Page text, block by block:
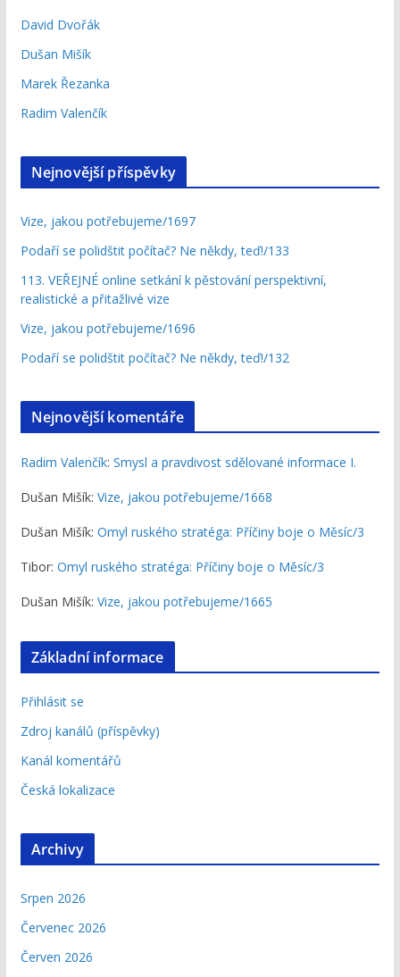
David Dvořák
Dušan Mišík
Marek Řezanka
Radim Valenčík
Nejnovější příspěvky
Vize, jakou potřebujeme/1697
Podaří se polidštit počítač? Ne někdy, teď!/133
113. VEŘEJNÉ online setkání k pěstování perspektivní,
realistické a přitažlivé vize
Vize, jakou potřebujeme/1696
Podaří se polidštit počítač? Ne někdy, teď!/132
Nejnovější komentáře
Radim Valenčík: Smysl a pravdivost sdělované informace I.
Dušan Mišík: Vize, jakou potřebujeme/1668
Dušan Mišík: Omyl ruského stratéga: Příčiny boje o Měsíc/3
Tibor: Omyl ruského stratéga: Příčiny boje o Měsíc/3
Dušan Mišík: Vize, jakou potřebujeme/1665
Základní informace
Přihlásit se
Zdroj kanálů (příspěvky)
Kanál komentářů
Česká lokalizace
Archivy
Srpen 2026
Červenec 2026
Červen 2026